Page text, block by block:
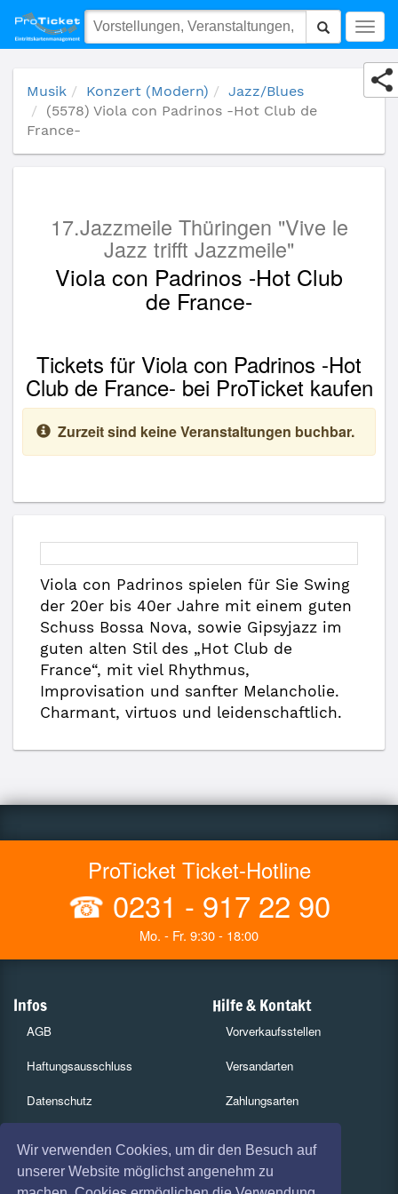
Wir verwenden Cookies, um dir den Besuch auf
unserer Website möglichst angenehm zu
(5578) Viola con Padrinos -Hot Club de France-
Musik Konzert (Modern)
Jazz/Blues
(5578) Viola con Padrinos -Hot Club de
France-
17.Jazzmeile Thüringen "Vive le
Jazz trifft Jazzmeile"
Viola con Padrinos -Hot Club
de France-
Tickets für Viola con Padrinos -Hot
Club de France- bei ProTicket kaufen
Zurzeit sind keine Veranstaltungen buchbar.
Viola con Padrinos spielen für Sie Swing
der 20er bis 40er Jahre mit einem guten
Schuss Bossa Nova, sowie Gipsyjazz im
guten alten Stil des „Hot Club de
France“, mit viel Rhythmus,
Improvisation und sanfter Melancholie.
Charmant, virtuos und leidenschaftlich.
ProTicket Ticket-Hotline
☎ 0231 - 917 22 90
Mo. - Fr. 9:30 - 18:00
Infos
AGB
Haftungsausschluss
Datenschutz
Impressum
Hilfe & Kontakt
Vorverkaufsstellen
Versandarten
Zahlungsarten
Services
Gutscheine